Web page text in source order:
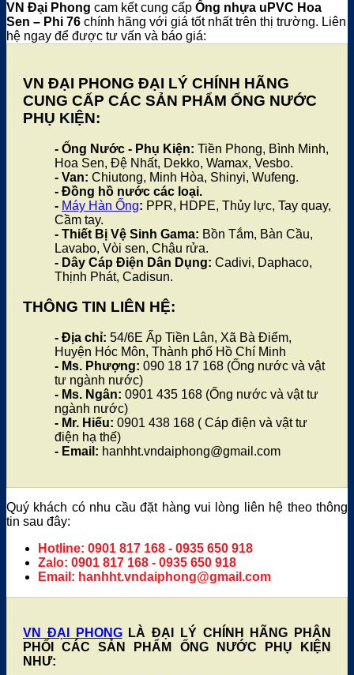
VN Đại Phong cam kết cung cấp Ống nhựa uPVC Hoa
Sen – Phi 76 chính hãng với giá tốt nhất trên thị trường. Liên
hệ ngay để được tư vấn và báo giá:
VN ĐẠI PHONG ĐẠI LÝ CHÍNH HÃNG
CUNG CẤP CÁC SẢN PHẨM ỐNG NƯỚC
PHỤ KIỆN:
- Ống Nước - Phụ Kiện: Tiền Phong, Bình Minh,
Hoa Sen, Đệ Nhất, Dekko, Wamax, Vesbo.
- Van: Chiutong, Minh Hòa, Shinyi, Wufeng.
- Đồng hồ nước các loại.
- Máy Hàn Ống: PPR, HDPE, Thủy lực, Tay quay,
Cầm tay.
- Thiết Bị Vệ Sinh Gama: Bồn Tắm, Bàn Cầu,
Lavabo, Vòi sen, Chậu rửa.
- Dây Cáp Điện Dân Dụng: Cadivi, Daphaco,
Thịnh Phát, Cadisun.
THÔNG TIN LIÊN HỆ:
- Địa chỉ: 54/6E Ấp Tiền Lân, Xã Bà Điểm,
Huyện Hóc Môn, Thành phố Hồ Chí Minh
- Ms. Phượng: 090 18 17 168 (Ống nước và vật
tư ngành nước)
- Ms. Ngân: 0901 435 168 (Ống nước và vật tư
ngành nước)
- Mr. Hiếu: 0901 438 168 ( Cáp điện và vật tư
điện hạ thế)
- Email: hanhht.vndaiphong@gmail.com
Quý khách có nhu cầu đặt hàng vui lòng liên hệ theo thông
tin sau đây:
Hotline: 0901 817 168 - 0935 650 918
Zalo: 0901 817 168 - 0935 650 918
Email: hanhht.vndaiphong@gmail.com
VN ĐẠI PHONGLÀ ĐẠI LÝ CHÍNH HÃNG PHÂN
PHỐI CÁC SẢN PHẨM ỐNG NƯỚC PHỤ KIỆN
NHƯ: